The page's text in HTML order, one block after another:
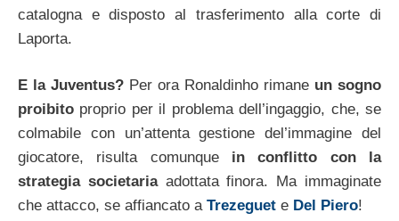
catalogna e disposto al trasferimento alla corte di
Laporta.
E la Juventus? Per ora Ronaldinho rimane un sogno
proibito proprio per il problema dell’ingaggio, che, se
colmabile con un’attenta gestione del’immagine del
giocatore, risulta comunque in conflitto con la
strategia societaria adottata finora. Ma immaginate
che attacco, se affiancato a Trezeguet e Del Piero!